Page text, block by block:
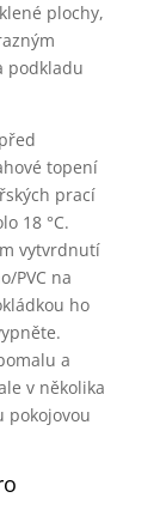
plochy,
podkladu
topení
prací
18 °C.
vytvrdnutí
PVC na
ho
a
v několika
pokojovou